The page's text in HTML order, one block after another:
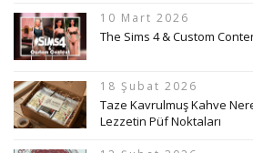
10 Mart 2026
The Sims 4 & Custom
18 Şubat 2026
Taze Kavrulmuş Kahve
Lezzetin Püf Noktaları